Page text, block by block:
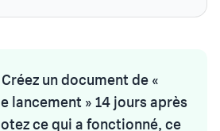
Créez un document de «
lancement » 14 jours après
ce qui a fonctionné, ce